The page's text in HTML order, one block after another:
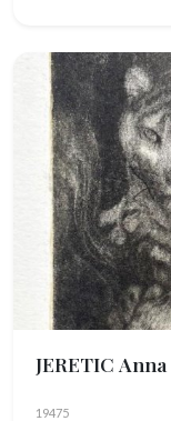
JERETIC Anna
19475